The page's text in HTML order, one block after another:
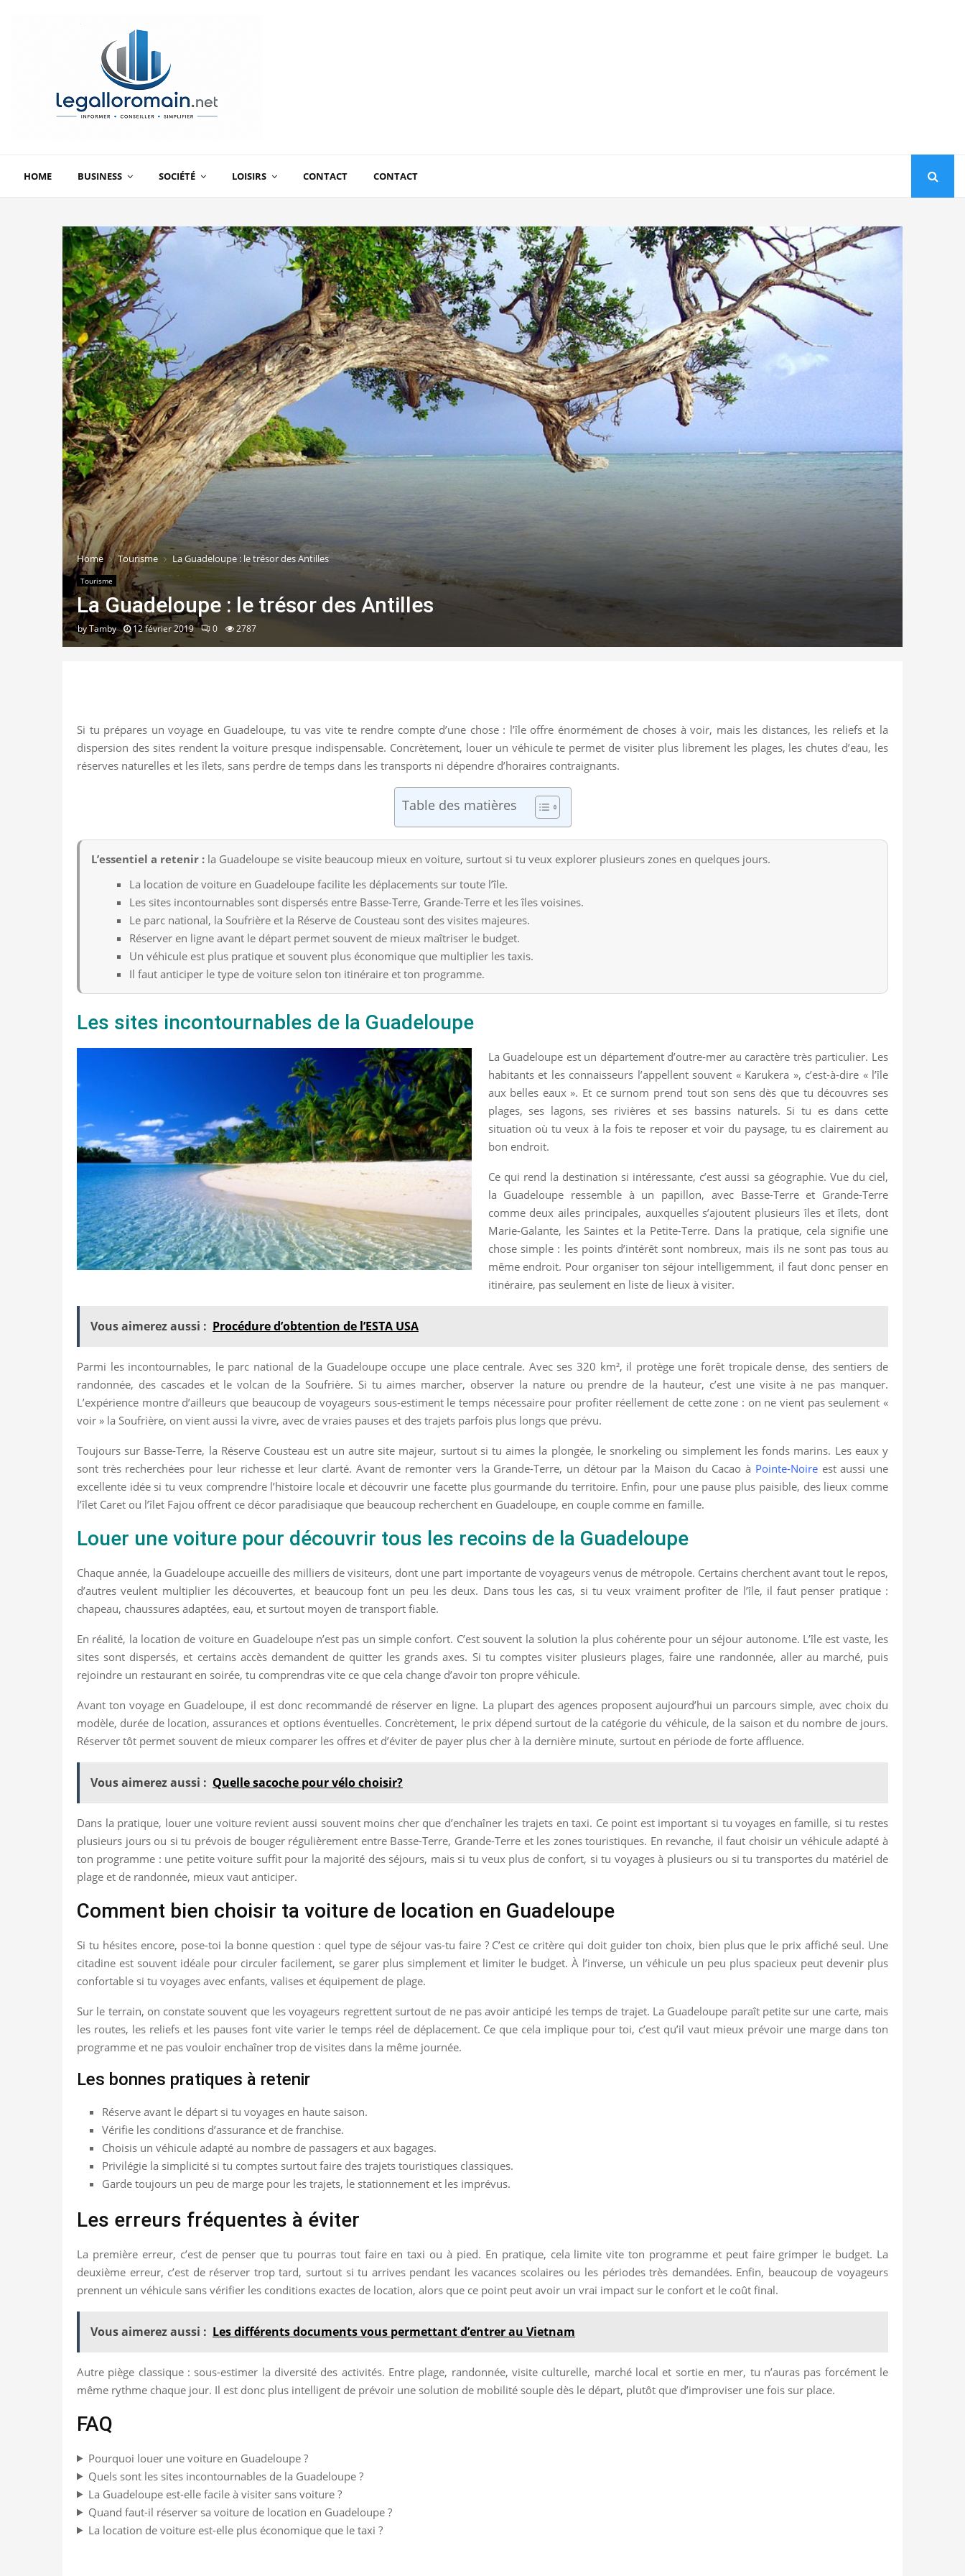
HOME BUSINESS SOCIÉTÉ LOISIRS CONTACT CONTACT
Home Tourisme La Guadeloupe : le trésor des Antilles
Tourisme
La Guadeloupe : le trésor des Antilles
byTamby 12 février 2019 0 2787
Si tu prépares un voyage en Guadeloupe, tu vas vite te rendre compte d’une chose : l’île offre énormément de choses à voir, mais les distances, les reliefs et la
dispersion des sites rendent la voiture presque indispensable. Concrètement, louer un véhicule te permet de visiter plus librement les plages, les chutes d’eau, les
réserves naturelles et les îlets, sans perdre de temps dans les transports ni dépendre d’horaires contraignants.
Table des matières
L’essentiel a retenir : la Guadeloupe se visite beaucoup mieux en voiture, surtout si tu veux explorer plusieurs zones en quelques jours.
La location de voiture en Guadeloupe facilite les déplacements sur toute l’île.
Les sites incontournables sont dispersés entre Basse-Terre, Grande-Terre et les îles voisines.
Le parc national, la Soufrière et la Réserve de Cousteau sont des visites majeures.
Réserver en ligne avant le départ permet souvent de mieux maîtriser le budget.
Un véhicule est plus pratique et souvent plus économique que multiplier les taxis.
Il faut anticiper le type de voiture selon ton itinéraire et ton programme.
Les sites incontournables de la Guadeloupe
La Guadeloupe est un département d’outre-mer au caractère très particulier. Les
habitants et les connaisseurs l’appellent souvent « Karukera », c’est-à-dire « l’île
aux belles eaux ». Et ce surnom prend tout son sens dès que tu découvres ses
plages, ses lagons, ses rivières et ses bassins naturels. Si tu es dans cette
situation où tu veux à la fois te reposer et voir du paysage, tu es clairement au
bon endroit.
Ce qui rend la destination si intéressante, c’est aussi sa géographie. Vue du ciel,
la Guadeloupe ressemble à un papillon, avec Basse-Terre et Grande-Terre
comme deux ailes principales, auxquelles s’ajoutent plusieurs îles et îlets, dont
Marie-Galante, les Saintes et la Petite-Terre. Dans la pratique, cela signifie une
chose simple : les points d’intérêt sont nombreux, mais ils ne sont pas tous au
même endroit. Pour organiser ton séjour intelligemment, il faut donc penser en
itinéraire, pas seulement en liste de lieux à visiter.
Vous aimerez aussi : Procédure d’obtention de l’ESTA USA
Parmi les incontournables, le parc national de la Guadeloupe occupe une place centrale. Avec ses 320 km², il protège une forêt tropicale dense, des sentiers de
randonnée, des cascades et le volcan de la Soufrière. Si tu aimes marcher, observer la nature ou prendre de la hauteur, c’est une visite à ne pas manquer.
L’expérience montre d’ailleurs que beaucoup de voyageurs sous-estiment le temps nécessaire pour profiter réellement de cette zone : on ne vient pas seulement «
voir » la Soufrière, on vient aussi la vivre, avec de vraies pauses et des trajets parfois plus longs que prévu.
Toujours sur Basse-Terre, la Réserve Cousteau est un autre site majeur, surtout si tu aimes la plongée, le snorkeling ou simplement les fonds marins. Les eaux y
sont très recherchées pour leur richesse et leur clarté. Avant de remonter vers la Grande-Terre, un détour par la Maison du Cacao à Pointe-Noireest aussi une
excellente idée si tu veux comprendre l’histoire locale et découvrir une facette plus gourmande du territoire. Enfin, pour une pause plus paisible, des lieux comme
l’îlet Caret ou l’îlet Fajou offrent ce décor paradisiaque que beaucoup recherchent en Guadeloupe, en couple comme en famille.
Louer une voiture pour découvrir tous les recoins de la Guadeloupe
Chaque année, la Guadeloupe accueille des milliers de visiteurs, dont une part importante de voyageurs venus de métropole. Certains cherchent avant tout le repos,
d’autres veulent multiplier les découvertes, et beaucoup font un peu les deux. Dans tous les cas, si tu veux vraiment profiter de l’île, il faut penser pratique :
chapeau, chaussures adaptées, eau, et surtout moyen de transport fiable.
En réalité, la location de voiture en Guadeloupe n’est pas un simple confort. C’est souvent la solution la plus cohérente pour un séjour autonome. L’île est vaste, les
sites sont dispersés, et certains accès demandent de quitter les grands axes. Si tu comptes visiter plusieurs plages, faire une randonnée, aller au marché, puis
rejoindre un restaurant en soirée, tu comprendras vite ce que cela change d’avoir ton propre véhicule.
Avant ton voyage en Guadeloupe, il est donc recommandé de réserver en ligne. La plupart des agences proposent aujourd’hui un parcours simple, avec choix du
modèle, durée de location, assurances et options éventuelles. Concrètement, le prix dépend surtout de la catégorie du véhicule, de la saison et du nombre de jours.
Réserver tôt permet souvent de mieux comparer les offres et d’éviter de payer plus cher à la dernière minute, surtout en période de forte affluence.
Vous aimerez aussi : Quelle sacoche pour vélo choisir?
Dans la pratique, louer une voiture revient aussi souvent moins cher que d’enchaîner les trajets en taxi. Ce point est important si tu voyages en famille, si tu restes
plusieurs jours ou si tu prévois de bouger régulièrement entre Basse-Terre, Grande-Terre et les zones touristiques. En revanche, il faut choisir un véhicule adapté à
ton programme : une petite voiture suffit pour la majorité des séjours, mais si tu veux plus de confort, si tu voyages à plusieurs ou si tu transportes du matériel de
plage et de randonnée, mieux vaut anticiper.
Comment bien choisir ta voiture de location en Guadeloupe
Si tu hésites encore, pose-toi la bonne question : quel type de séjour vas-tu faire ? C’est ce critère qui doit guider ton choix, bien plus que le prix affiché seul. Une
citadine est souvent idéale pour circuler facilement, se garer plus simplement et limiter le budget. À l’inverse, un véhicule un peu plus spacieux peut devenir plus
confortable si tu voyages avec enfants, valises et équipement de plage.
Sur le terrain, on constate souvent que les voyageurs regrettent surtout de ne pas avoir anticipé les temps de trajet. La Guadeloupe paraît petite sur une carte, mais
les routes, les reliefs et les pauses font vite varier le temps réel de déplacement. Ce que cela implique pour toi, c’est qu’il vaut mieux prévoir une marge dans ton
programme et ne pas vouloir enchaîner trop de visites dans la même journée.
Les bonnes pratiques à retenir
Réserve avant le départ si tu voyages en haute saison.
Vérifie les conditions d’assurance et de franchise.
Choisis un véhicule adapté au nombre de passagers et aux bagages.
Privilégie la simplicité si tu comptes surtout faire des trajets touristiques classiques.
Garde toujours un peu de marge pour les trajets, le stationnement et les imprévus.
Les erreurs fréquentes à éviter
La première erreur, c’est de penser que tu pourras tout faire en taxi ou à pied. En pratique, cela limite vite ton programme et peut faire grimper le budget. La
deuxième erreur, c’est de réserver trop tard, surtout si tu arrives pendant les vacances scolaires ou les périodes très demandées. Enfin, beaucoup de voyageurs
prennent un véhicule sans vérifier les conditions exactes de location, alors que ce point peut avoir un vrai impact sur le confort et le coût final.
Vous aimerez aussi : Les différents documents vous permettant d’entrer au Vietnam
Autre piège classique : sous-estimer la diversité des activités. Entre plage, randonnée, visite culturelle, marché local et sortie en mer, tu n’auras pas forcément le
même rythme chaque jour. Il est donc plus intelligent de prévoir une solution de mobilité souple dès le départ, plutôt que d’improviser une fois sur place.
FAQ
Pourquoi louer une voiture en Guadeloupe ?
Quels sont les sites incontournables de la Guadeloupe ?
La Guadeloupe est-elle facile à visiter sans voiture ?
Quand faut-il réserver sa voiture de location en Guadeloupe ?
La location de voiture est-elle plus économique que le taxi ?